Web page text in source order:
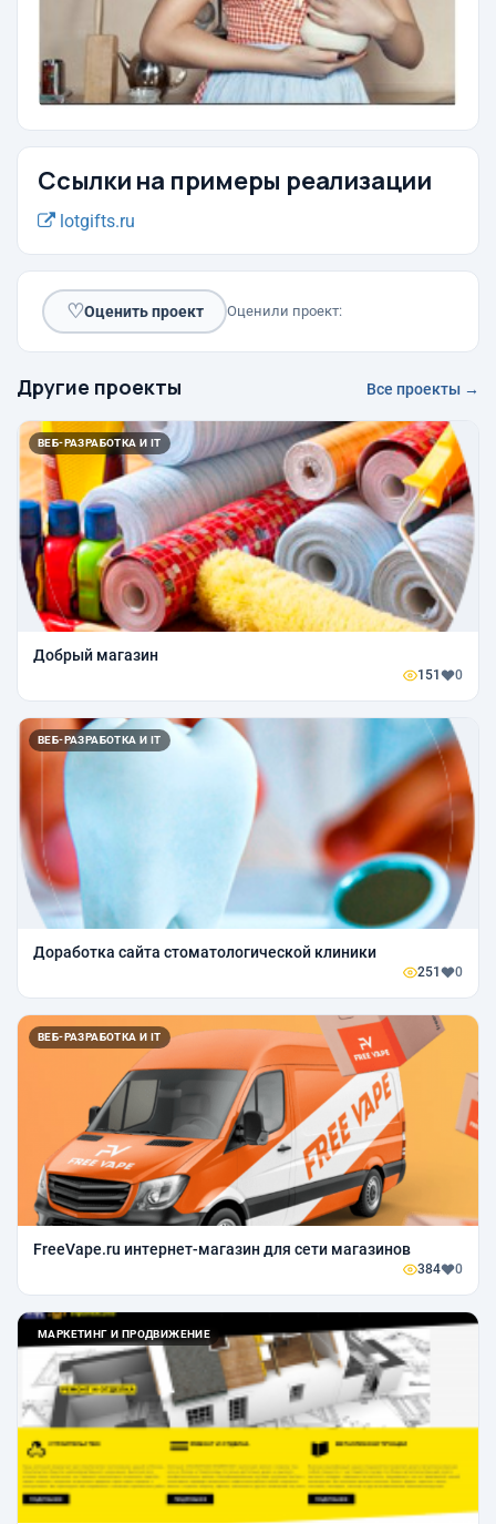
Ссылки на примеры реализации
lotgifts.ru
♡Оценить проект Оценили проект:
Другие проекты Все проекты →
ВЕБ-РАЗРАБОТКА И IT
Добрый магазин
151 0
ВЕБ-РАЗРАБОТКА И IT
Доработка сайта стоматологической клиники
251 0
ВЕБ-РАЗРАБОТКА И IT
FreeVape.ru интернет-магазин для сети магазинов
384 0
МАРКЕТИНГ И ПРОДВИЖЕНИЕ